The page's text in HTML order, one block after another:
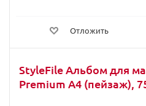
Отложить
StyleFile Альбом для
Premium A4 (пейзаж),